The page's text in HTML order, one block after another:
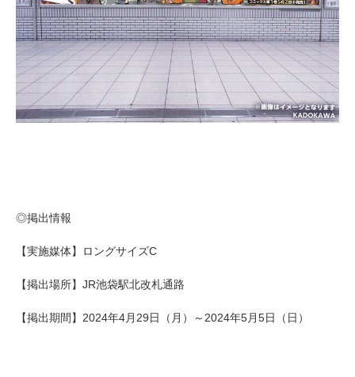
◎掲出情報
【実施媒体】ロングサイズC
【掲出場所】JR池袋駅北改札通路
【掲出期間】2024年4月29日（月）～2024年5月5日（日）